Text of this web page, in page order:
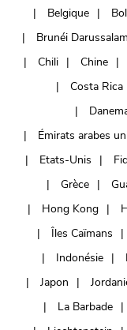
Belgique
Brunéi Darussalam
Chili
Chine
Costa Rica
Émirats arabes
Etats-Unis
Grèce
Hong Kong
Îles Caïmans
Indonésie
Japon
La Barbade